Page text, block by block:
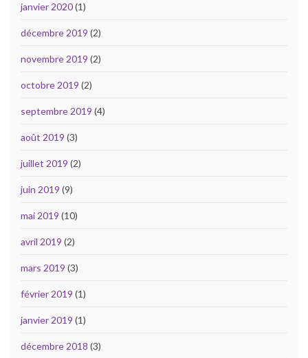
janvier 2020(1)
décembre 2019 (2)
novembre 2019 (2)
octobre 2019 (2)
septembre 2019 (4)
août 2019 (3)
juillet 2019 (2)
juin 2019 (9)
mai 2019 (10)
avril 2019 (2)
mars 2019 (3)
février 2019 (1)
janvier 2019 (1)
décembre 2018 (3)